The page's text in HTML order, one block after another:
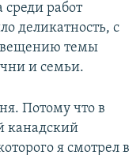
работ
деликатность, с
темы
и семьи.
Потому что в
канадский
я смотрел в